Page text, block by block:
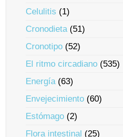
Celulitis (1)
Cronodieta(51)
Cronotipo (52)
El ritmo circadiano (535)
Energía(63)
Envejecimiento (60)
Estómago (2)
Flora intestinal (25)